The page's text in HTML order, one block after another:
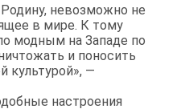
невозможно не
в мире. К тому
модным на Западе по
и поносить
культурой», —
настроения